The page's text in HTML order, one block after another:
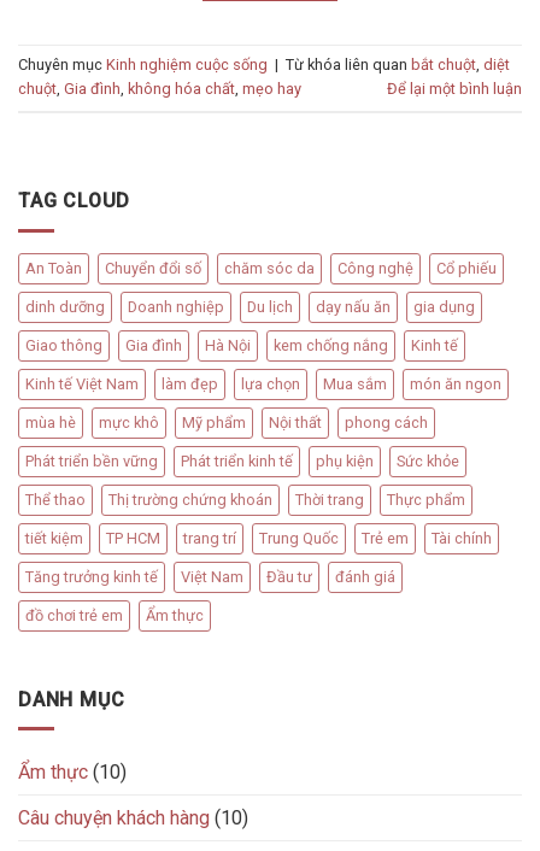
Chuyên mục Kinh nghiệm cuộc sống | Từ khóa liên quan bắt chuột, diệt
chuột, Gia đình, không hóa chất, mẹo hay Để lại một bình luận
TAG CLOUD
An Toàn Chuyển đổi số chăm sóc da Công nghệ Cổ phiếu
dinh dưỡng Doanh nghiệp Du lịch dạy nấu ăn gia dụng
Giao thông Gia đình Hà Nội kem chống nắng Kinh tế
Kinh tế Việt Nam làm đẹp lựa chọn Mua sắm món ăn ngon
mùa hè mực khô Mỹ phẩm Nội thất phong cách
Phát triển bền vững Phát triển kinh tế phụ kiện Sức khỏe
Thể thao Thị trường chứng khoán Thời trang Thực phẩm
tiết kiệm TP HCM trang trí Trung Quốc Trẻ em Tài chính
Tăng trưởng kinh tế Việt Nam Đầu tư đánh giá
đồ chơi trẻ em Ẩm thực
DANH MỤC
Ẩm thực (10)
Câu chuyện khách hàng (10)